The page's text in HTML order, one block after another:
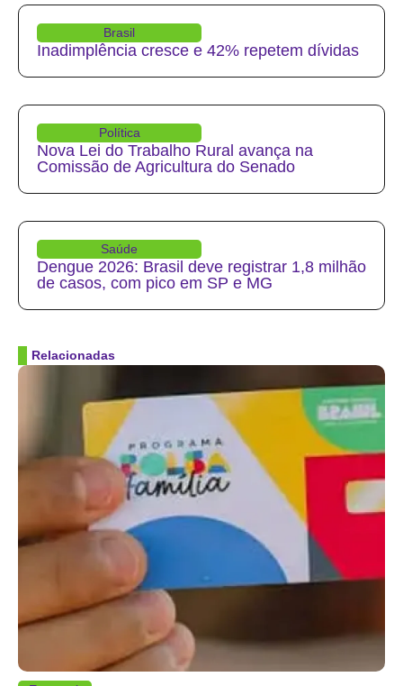
Brasil
Inadimplência cresce e 42% repetem dívidas
Política
Nova Lei do Trabalho Rural avança na
Comissão de Agricultura do Senado
Saúde
Dengue 2026: Brasil deve registrar 1,8 milhão
de casos, com pico em SP e MG
Relacionadas